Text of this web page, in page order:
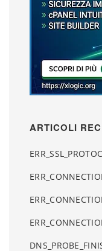
ARTICOLI